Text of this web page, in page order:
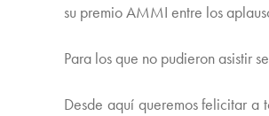
su premio AMMI entre los
Para los que no pudieron asistir
Desde aquí queremos felicitar a